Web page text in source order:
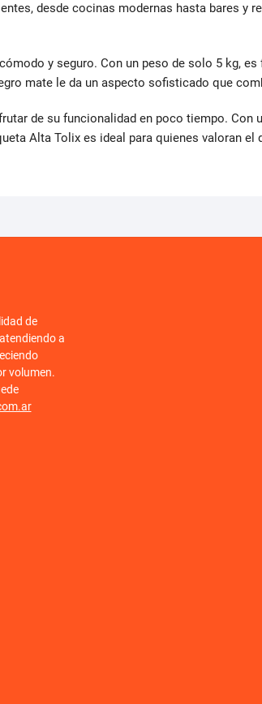
desde cocinas modernas hasta bares y
y seguro. Con un peso de solo 5 kg,
mate le da un aspecto sofisticado que
de su funcionalidad en poco tiempo. Con
Alta Tolix es ideal para quienes valoran
de
a
volumen.